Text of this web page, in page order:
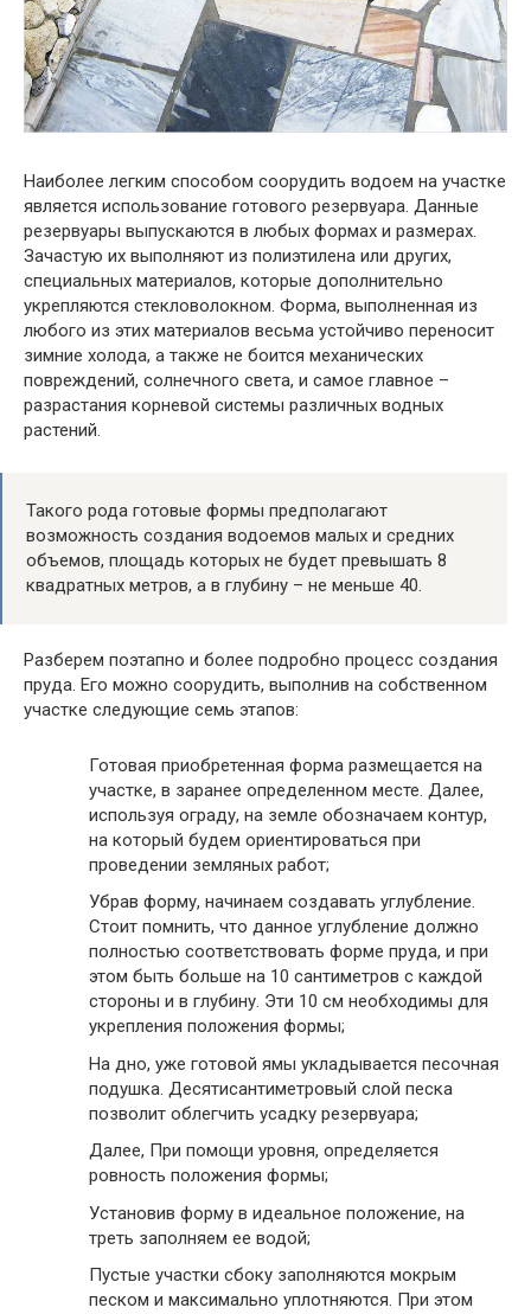
Наиболее легким способом соорудить водоем на участке
является использование готового резервуара. Данные
резервуары выпускаются в любых формах и размерах.
Зачастую их выполняют из полиэтилена или других,
специальных материалов, которые дополнительно
укрепляются стекловолокном. Форма, выполненная из
любого из этих материалов весьма устойчиво переносит
зимние холода, а также не боится механических
повреждений, солнечного света, и самое главное –
разрастания корневой системы различных водных
растений.
Такого рода готовые формы предполагают
возможность создания водоемов малых и средних
объемов, площадь которых не будет превышать 8
квадратных метров, а в глубину – не меньше 40.
Разберем поэтапно и более подробно процесс создания
пруда. Его можно соорудить, выполнив на собственном
участке следующие семь этапов:
Готовая приобретенная форма размещается на
участке, в заранее определенном месте. Далее,
используя ограду, на земле обозначаем контур,
на который будем ориентироваться при
проведении земляных работ;
Убрав форму, начинаем создавать углубление.
Стоит помнить, что данное углубление должно
полностью соответствовать форме пруда, и при
этом быть больше на 10 сантиметров с каждой
стороны и в глубину. Эти 10 см необходимы для
укрепления положения формы;
На дно, уже готовой ямы укладывается песочная
подушка. Десятисантиметровый слой песка
позволит облегчить усадку резервуара;
Далее, При помощи уровня, определяется
ровность положения формы;
Установив форму в идеальное положение, на
треть заполняем ее водой;
Пустые участки сбоку заполняются мокрым
песком и максимально уплотняются. При этом